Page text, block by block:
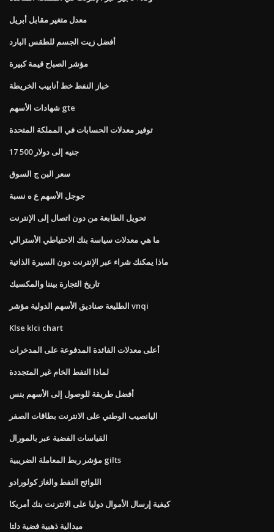
معدل متغير مقابل أبريل
أفضل زيت الجسم للطقس البارد
مؤشر الصباح قيمة كبيرة
خباز النفط خط أنابيب الخريطة
شهادات الأسهم gte
توفير معدلات الحسابات في المملكة المتحدة
17 500 جنيه إلى دولار
سعر البن ج السوق
جوجل الأسهم ع ه نسبة
تحويل الطابعة من دون اتصال إلى الإنترنت
ما هي معدلات سياسة بنك الاحتياطي الأسترالي
ماذا يمكنك شراء عبر الإنترنت دون السيرة الذاتية
تاريخ التجارة بيننا والمكسيك
الطليعة صناديق الأسهم الدولية مؤشر vnqi
Klse klci chart
أعلى معدلات الفائدة المدفوعة على المدخرات
لماذا النفط الخام غير المتجددة
أفضل طريقة للوصول إلى الأسهم بنس
اليانصيب الوطني على الانترنت بطاقات الصفر
القياسات الفضية عبر بالمورال
مؤشر ربط المعاملة الضريبية gilts
اللوائح النفط والغاز كولورادو
كيفية إرسال الأموال دوليا على الانترنت بنك أمريكا
ميدالية ذهبية فضية دلتا